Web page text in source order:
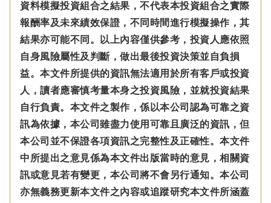
資料模擬投資組合之結果，不代表本投資組合之實際
報酬率及未來績效保證，不同時間進行模擬操作，其
結果亦可能不同。以上內容僅供參考，投資人應依照
自身風險屬性及判斷，做出最後投資決策並自負損
益。本文件所提供的資訊無法適用於所有客戶或投資
人，讀者應審慎考量本身之投資風險，並就投資結果
自行負責。本文件之製作，係以本公司認為可靠之資
訊為依據，本公司雖盡力使用可靠且廣泛的資訊，但
本公司並不保證各項資訊之完整性及正確性。本文件
中所提出之意見係為本文件出版當時的意見，相關資
訊或意見若有變更，本公司將不會另行通知。本公司
亦無義務更新本文件之內容或追蹤研究本文件所涵蓋